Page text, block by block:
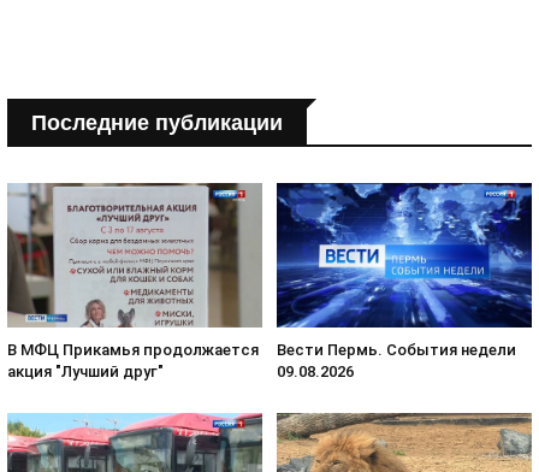
Последние публикации
В МФЦ Прикамья продолжается
акция "Лучший друг"
Вести Пермь. События недели
09.08.2026